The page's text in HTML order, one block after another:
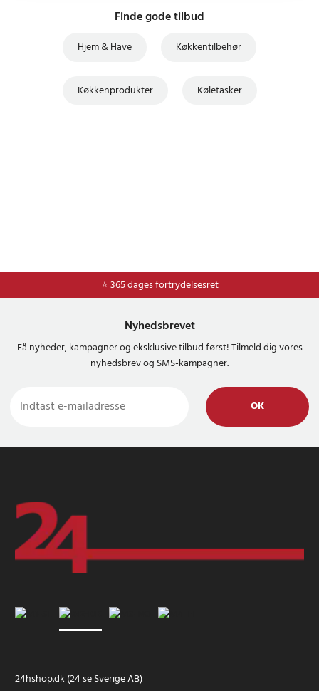
Finde gode tilbud
Hjem & Have Køkkentilbehør
Køkkenprodukter Køletasker
⭐ 365 dages fortrydelsesret
⭐ Nem og sikker betaling med mobilepay og dankort
Nyhedsbrevet
Få nyheder, kampagner og eksklusive tilbud først! Tilmeld dig vores
nyhedsbrev og SMS-kampagner.
OK
24hshop.dk (24 se Sverige AB)